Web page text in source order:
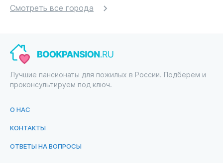
Смотреть все города
Лучшие пансионаты для пожилых в России. Подберем и
проконсультируем под ключ.
О НАС
КОНТАКТЫ
ОТВЕТЫ НА ВОПРОСЫ